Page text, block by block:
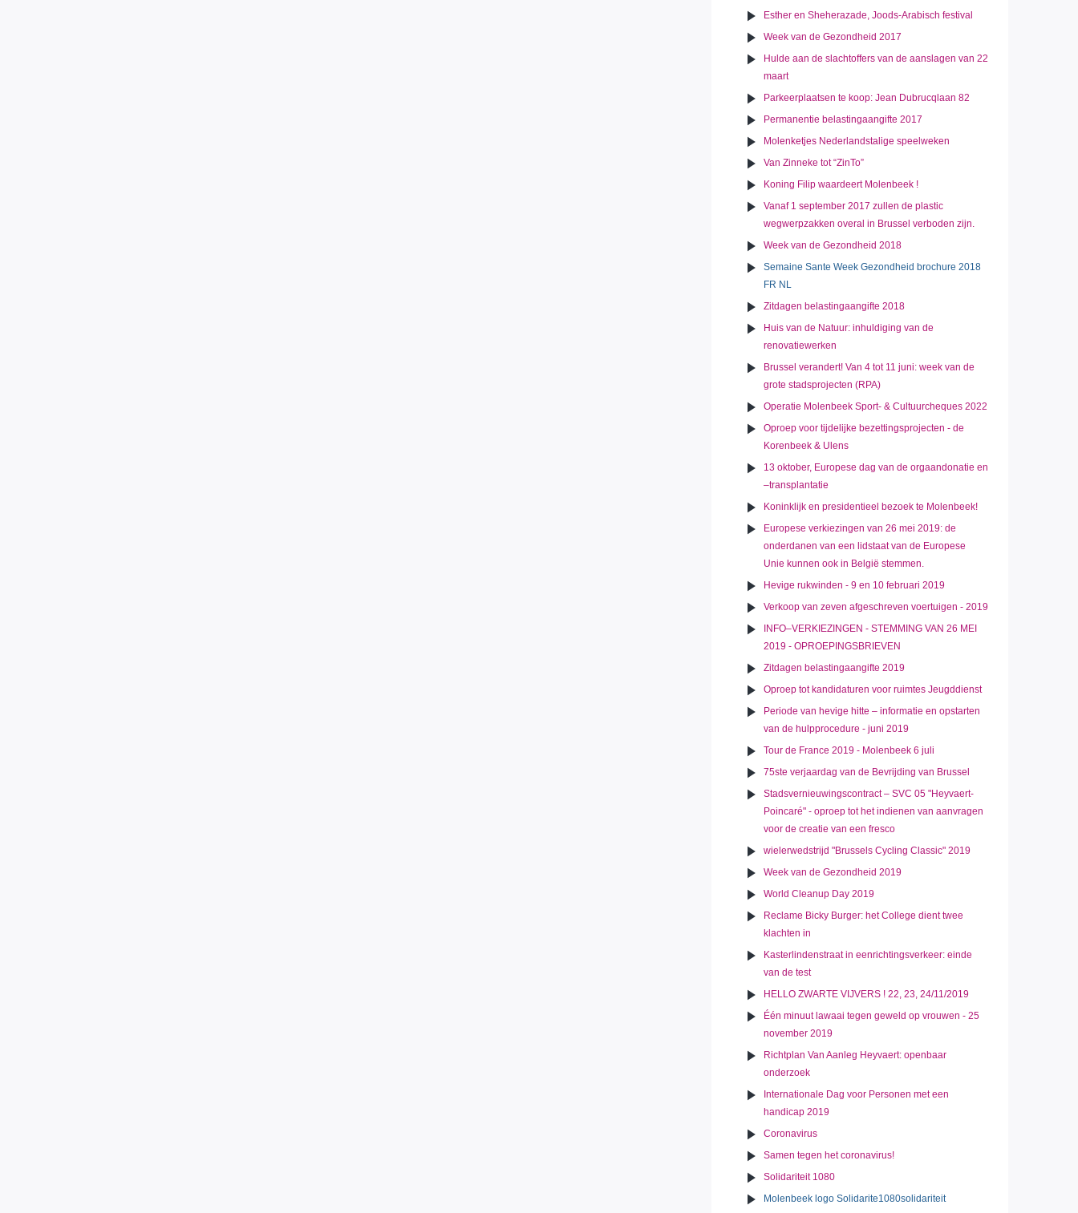
Esther en Sheherazade, Joods-Arabisch festival
Week van de Gezondheid 2017
Hulde aan de slachtoffers van de aanslagen van 22
maart
Parkeerplaatsen te koop: Jean Dubrucqlaan 82
Permanentie belastingaangifte 2017
Molenketjes Nederlandstalige speelweken
Van Zinneke tot “ZinTo”
Koning Filip waardeert Molenbeek !
Vanaf 1 september 2017 zullen de plastic
wegwerpzakken overal in Brussel verboden zijn.
Week van de Gezondheid 2018
Semaine Sante Week Gezondheid brochure 2018
FR NL
Zitdagen belastingaangifte 2018
Huis van de Natuur: inhuldiging van de
renovatiewerken
Brussel verandert! Van 4 tot 11 juni: week van de
grote stadsprojecten (RPA)
Operatie Molenbeek Sport- & Cultuurcheques 2022
Oproep voor tijdelijke bezettingsprojecten - de
Korenbeek & Ulens
13 oktober, Europese dag van de orgaandonatie en
–transplantatie
Koninklijk en presidentieel bezoek te Molenbeek!
Europese verkiezingen van 26 mei 2019: de
onderdanen van een lidstaat van de Europese
Unie kunnen ook in België stemmen.
Hevige rukwinden - 9 en 10 februari 2019
Verkoop van zeven afgeschreven voertuigen - 2019
INFO–VERKIEZINGEN - STEMMING VAN 26 MEI
2019 - OPROEPINGSBRIEVEN
Zitdagen belastingaangifte 2019
Oproep tot kandidaturen voor ruimtes Jeugddienst
Periode van hevige hitte – informatie en opstarten
van de hulpprocedure - juni 2019
Tour de France 2019 - Molenbeek 6 juli
75ste verjaardag van de Bevrijding van Brussel
Stadsvernieuwingscontract – SVC 05 "Heyvaert-
Poincaré" - oproep tot het indienen van aanvragen
voor de creatie van een fresco
wielerwedstrijd "Brussels Cycling Classic" 2019
Week van de Gezondheid 2019
World Cleanup Day 2019
Reclame Bicky Burger: het College dient twee
klachten in
Kasterlindenstraat in eenrichtingsverkeer: einde
van de test
HELLO ZWARTE VIJVERS ! 22, 23, 24/11/2019
Één minuut lawaai tegen geweld op vrouwen - 25
november 2019
Richtplan Van Aanleg Heyvaert: openbaar
onderzoek
Internationale Dag voor Personen met een
handicap 2019
Coronavirus
Samen tegen het coronavirus!
Solidariteit 1080
Molenbeek logo Solidarite1080solidariteit